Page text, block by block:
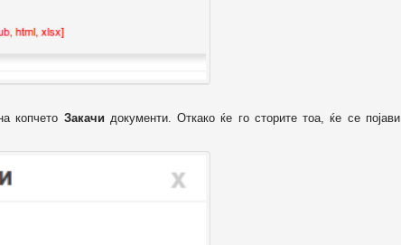
копчето Закачи документи. Откако ќе го сторите тоа, ќе се појави